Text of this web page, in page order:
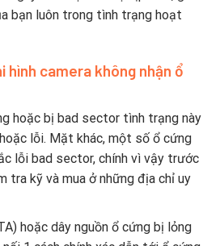
bạn luôn trong tình trạng hoạt
hình camera không nhận ổ
hoặc bị bad sector tình trạng này
lỗi. Mặt khác, một số ổ cứng
lỗi bad sector, chính vì vậy trước
tra kỹ và mua ở những địa chỉ uy
hoặc dây nguồn ổ cứng bị lỏng